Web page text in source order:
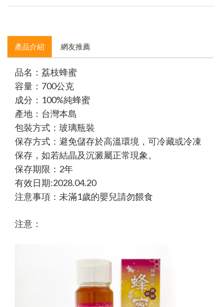
產品介紹 網友推薦
品名：荔枝蜂蜜
容量：700公克
成分：100%純蜂蜜
產地：台灣本島
包裝方式：玻璃瓶裝
保存方式：避免儲存於高溫環境，可冷藏或冷凍
保存，如若結晶及沉澱屬正常現象。
保存期限：2年
有效日期:2028.04.20
注意事項：未滿1歲的嬰兒請勿餵食
注意：